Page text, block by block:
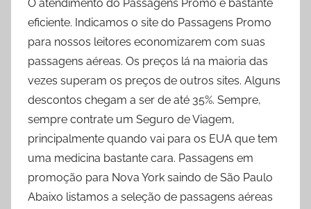
O atendimento do Passagens Promo é bastante
eficiente. Indicamos o site do Passagens Promo
para nossos leitores economizarem com suas
passagens aéreas. Os preços lá na maioria das
vezes superam os preços de outros sites. Alguns
descontos chegam a ser de até 35%. Sempre,
sempre contrate um Seguro de Viagem,
principalmente quando vai para os EUA que tem
uma medicina bastante cara. Passagens em
promoção para Nova York saindo de São Paulo
Abaixo listamos a seleção de passagens aéreas